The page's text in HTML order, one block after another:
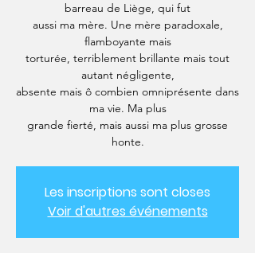
barreau de Liège, qui fut
aussi ma mère. Une mère paradoxale,
flamboyante mais
torturée, terriblement brillante mais tout
autant négligente,
absente mais ô combien omniprésente dans
ma vie. Ma plus
grande fierté, mais aussi ma plus grosse
honte.
Les inscriptions sont closes
Voir d'autres événements